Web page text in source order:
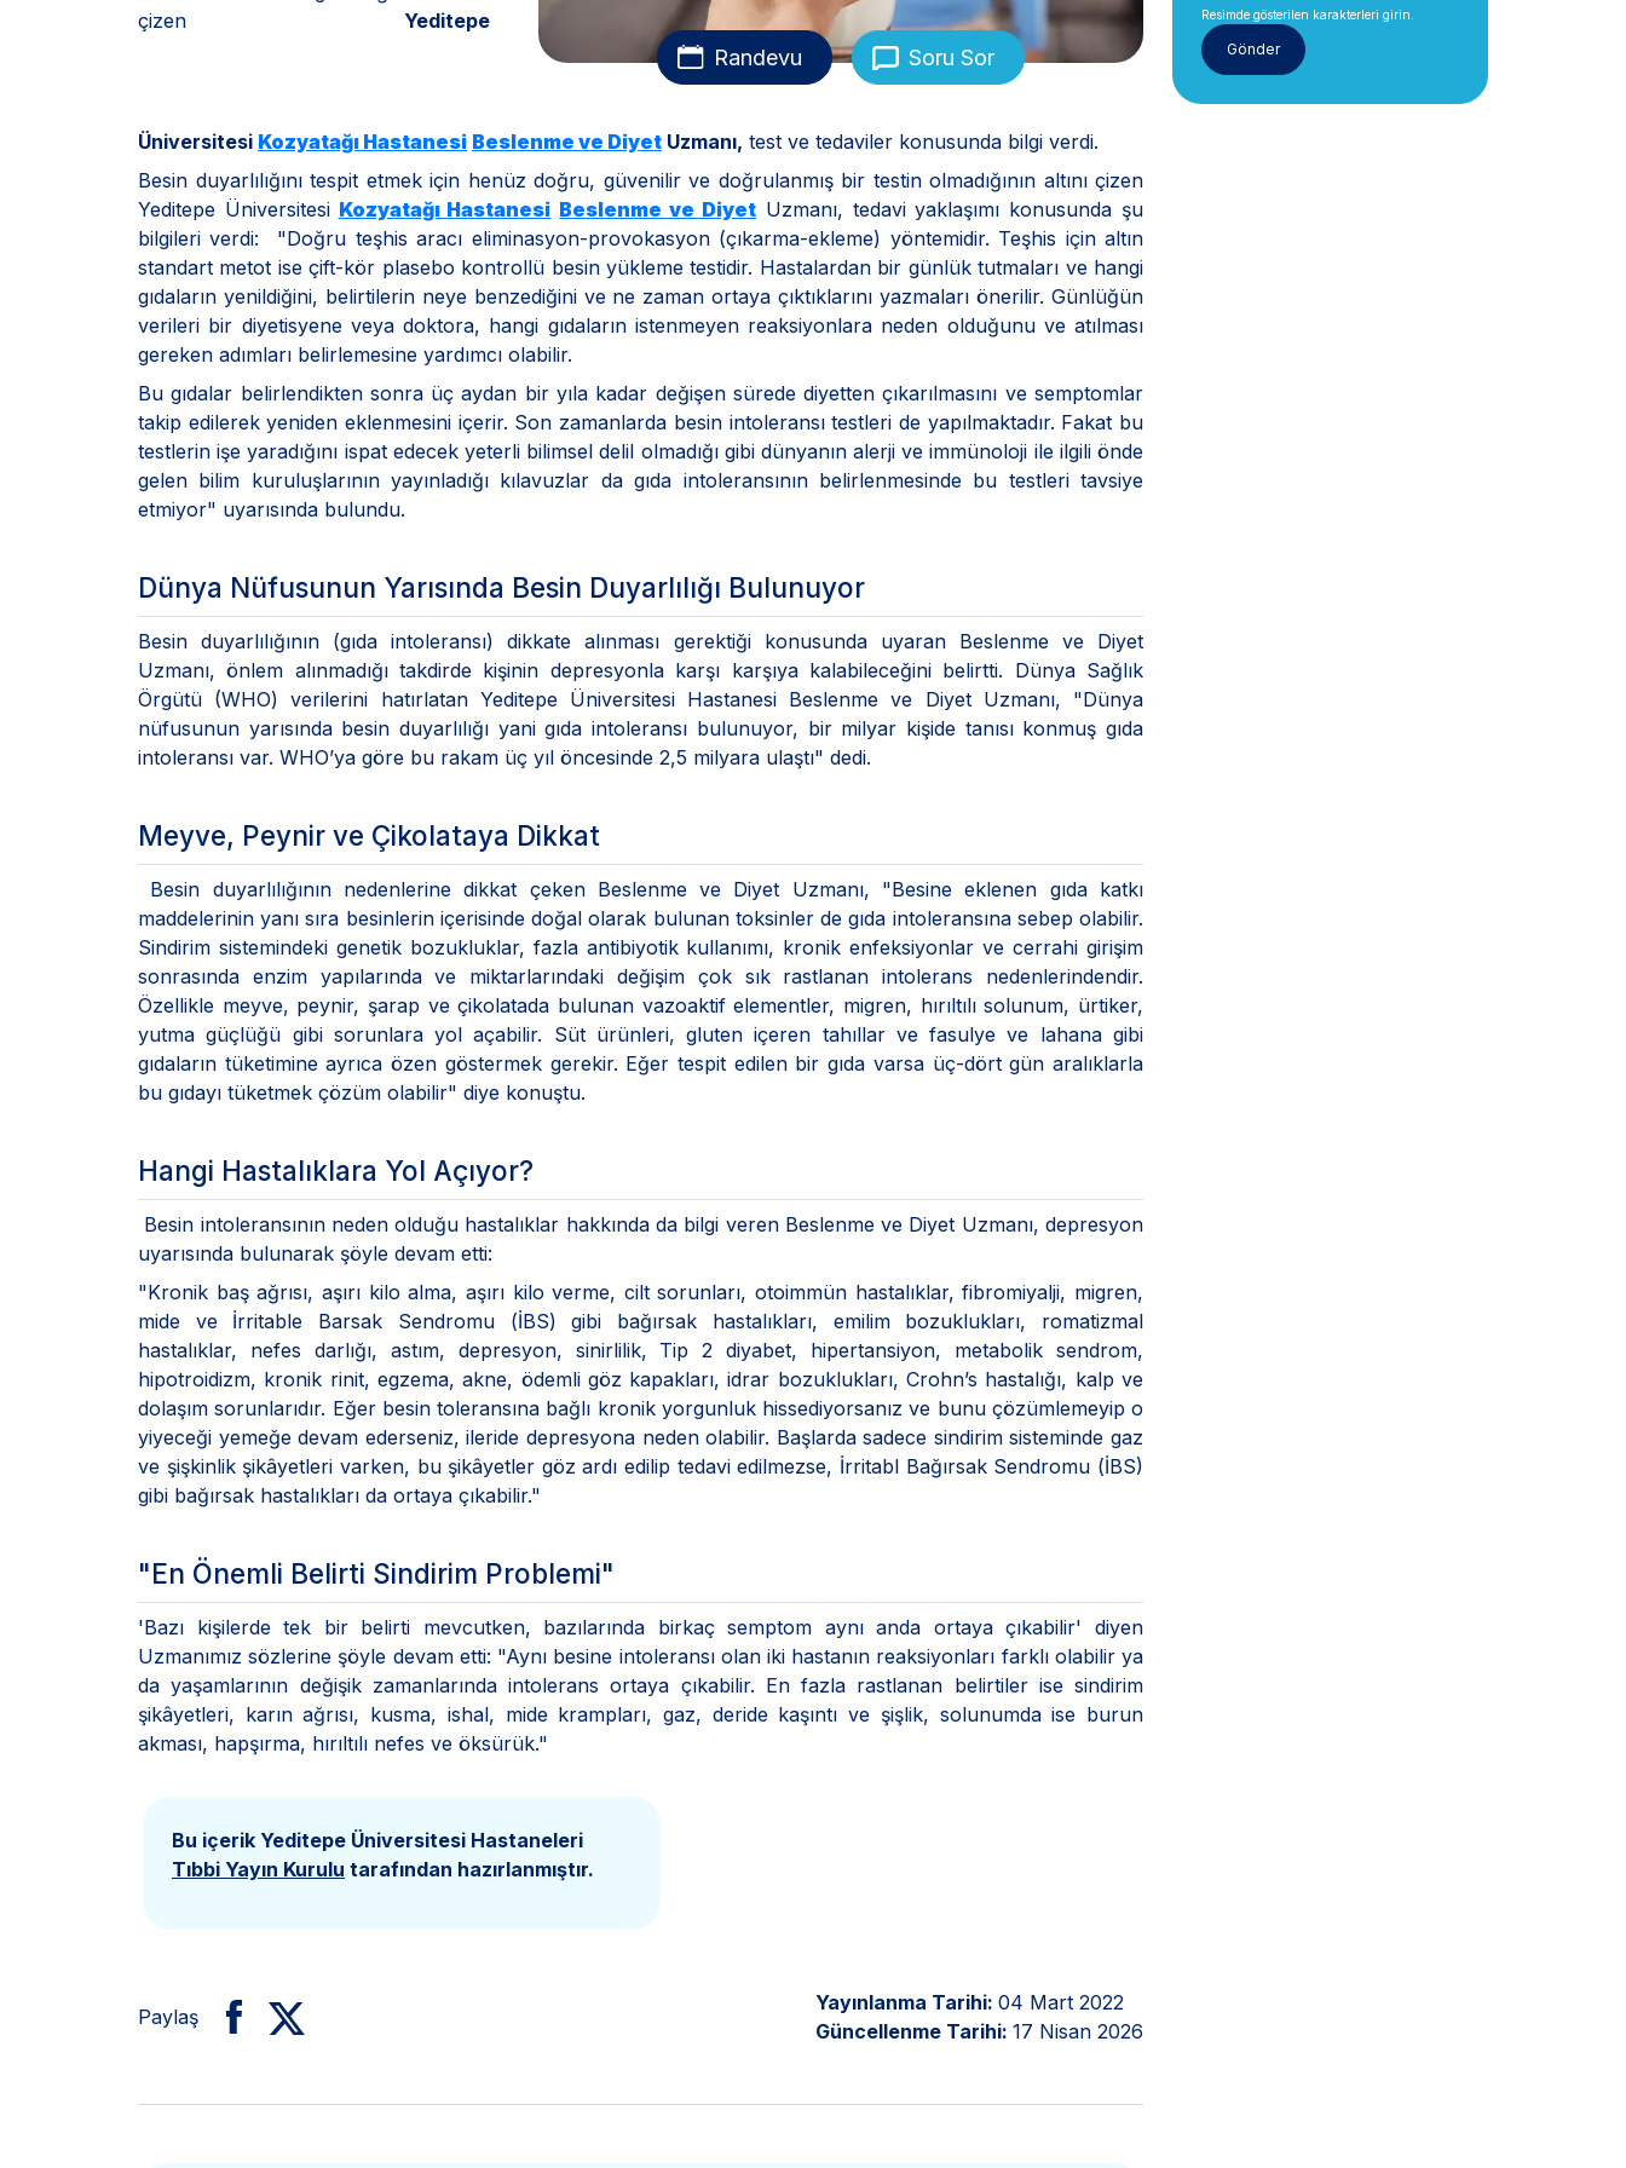
Randevu Soru Sor
çizen Yeditepe
Üniversitesi Kozyatağı Hastanesi Beslenme ve Diyet Uzmanı, test ve tedaviler konusunda bilgi verdi.
Besin duyarlılığını tespit etmek için henüz doğru, güvenilir ve doğrulanmış bir testin olmadığının altını çizen
Yeditepe Üniversitesi Kozyatağı Hastanesi Beslenme ve DiyetUzmanı, tedavi yaklaşımı konusunda şu
bilgileri verdi: "Doğru teşhis aracı eliminasyon-provokasyon (çıkarma-ekleme) yöntemidir. Teşhis için altın
standart metot ise çift-kör plasebo kontrollü besin yükleme testidir. Hastalardan bir günlük tutmaları ve hangi
gıdaların yenildiğini, belirtilerin neye benzediğini ve ne zaman ortaya çıktıklarını yazmaları önerilir. Günlüğün
verileri bir diyetisyene veya doktora, hangi gıdaların istenmeyen reaksiyonlara neden olduğunu ve atılması
gereken adımları belirlemesine yardımcı olabilir.
Bu gıdalar belirlendikten sonra üç aydan bir yıla kadar değişen sürede diyetten çıkarılmasını ve semptomlar
takip edilerek yeniden eklenmesini içerir. Son zamanlarda besin intoleransı testleri de yapılmaktadır. Fakat bu
testlerin işe yaradığını ispat edecek yeterli bilimsel delil olmadığı gibi dünyanın alerji ve immünoloji ile ilgili önde
gelen bilim kuruluşlarının yayınladığı kılavuzlar da gıda intoleransının belirlenmesinde bu testleri tavsiye
etmiyor" uyarısında bulundu.
Dünya Nüfusunun Yarısında Besin Duyarlılığı Bulunuyor
Besin duyarlılığının (gıda intoleransı) dikkate alınması gerektiği konusunda uyaran Beslenme ve Diyet
Uzmanı, önlem alınmadığı takdirde kişinin depresyonla karşı karşıya kalabileceğini belirtti. Dünya Sağlık
Örgütü (WHO) verilerini hatırlatan Yeditepe Üniversitesi Hastanesi Beslenme ve Diyet Uzmanı, "Dünya
nüfusunun yarısında besin duyarlılığı yani gıda intoleransı bulunuyor, bir milyar kişide tanısı konmuş gıda
intoleransı var. WHO’ya göre bu rakam üç yıl öncesinde 2,5 milyara ulaştı" dedi.
Meyve, Peynir ve Çikolataya Dikkat
Besin duyarlılığının nedenlerine dikkat çeken Beslenme ve Diyet Uzmanı, "Besine eklenen gıda katkı
maddelerinin yanı sıra besinlerin içerisinde doğal olarak bulunan toksinler de gıda intoleransına sebep olabilir.
Sindirim sistemindeki genetik bozukluklar, fazla antibiyotik kullanımı, kronik enfeksiyonlar ve cerrahi girişim
sonrasında enzim yapılarında ve miktarlarındaki değişim çok sık rastlanan intolerans nedenlerindendir.
Özellikle meyve, peynir, şarap ve çikolatada bulunan vazoaktif elementler, migren, hırıltılı solunum, ürtiker,
yutma güçlüğü gibi sorunlara yol açabilir. Süt ürünleri, gluten içeren tahıllar ve fasulye ve lahana gibi
gıdaların tüketimine ayrıca özen göstermek gerekir. Eğer tespit edilen bir gıda varsa üç-dört gün aralıklarla
bu gıdayı tüketmek çözüm olabilir" diye konuştu.
Hangi Hastalıklara Yol Açıyor?
Besin intoleransının neden olduğu hastalıklar hakkında da bilgi veren Beslenme ve Diyet Uzmanı, depresyon
uyarısında bulunarak şöyle devam etti:
"Kronik baş ağrısı, aşırı kilo alma, aşırı kilo verme, cilt sorunları, otoimmün hastalıklar, fibromiyalji, migren,
mide ve İrritable Barsak Sendromu (İBS) gibi bağırsak hastalıkları, emilim bozuklukları, romatizmal
hastalıklar, nefes darlığı, astım, depresyon, sinirlilik, Tip 2 diyabet, hipertansiyon, metabolik sendrom,
hipotroidizm, kronik rinit, egzema, akne, ödemli göz kapakları, idrar bozuklukları, Crohn’s hastalığı, kalp ve
dolaşım sorunlarıdır. Eğer besin toleransına bağlı kronik yorgunluk hissediyorsanız ve bunu çözümlemeyip o
yiyeceği yemeğe devam ederseniz, ileride depresyona neden olabilir. Başlarda sadece sindirim sisteminde gaz
ve şişkinlik şikâyetleri varken, bu şikâyetler göz ardı edilip tedavi edilmezse, İrritabl Bağırsak Sendromu (İBS)
gibi bağırsak hastalıkları da ortaya çıkabilir."
"En Önemli Belirti Sindirim Problemi"
'Bazı kişilerde tek bir belirti mevcutken, bazılarında birkaç semptom aynı anda ortaya çıkabilir' diyen
Uzmanımız sözlerine şöyle devam etti: "Aynı besine intoleransı olan iki hastanın reaksiyonları farklı olabilir ya
da yaşamlarının değişik zamanlarında intolerans ortaya çıkabilir. En fazla rastlanan belirtiler ise sindirim
şikâyetleri, karın ağrısı, kusma, ishal, mide krampları, gaz, deride kaşıntı ve şişlik, solunumda ise burun
akması, hapşırma, hırıltılı nefes ve öksürük."
Bu içerik Yeditepe Üniversitesi Hastaneleri
Tıbbi Yayın Kurulu tarafından hazırlanmıştır.
Paylaş
Yayınlanma Tarihi: 04 Mart 2022
Güncellenme Tarihi: 17 Nisan 2026
Resimde gösterilen karakterleri girin.